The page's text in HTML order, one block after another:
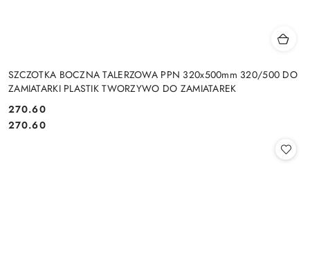
SZCZOTKA BOCZNA TALERZOWA PPN 320x500mm 320/500 DO
ZAMIATARKI PLASTIK TWORZYWO DO ZAMIATAREK
Cena:
270.60
Cena:
270.60